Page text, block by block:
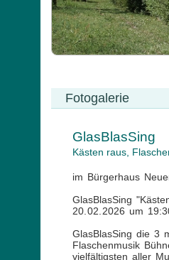
Fotogalerie
GlasBlasSing
Kästen raus,
im Bürgerhaus
GlasBlasSing
20. 02. 2026 um
GlasBlasSing die 3
Flaschenmusik
vielfältigsten aller